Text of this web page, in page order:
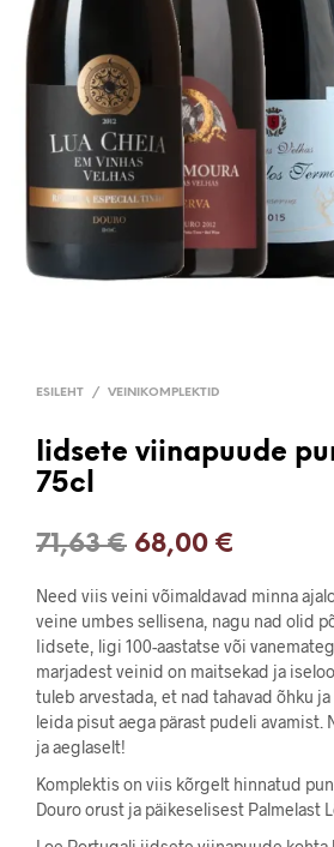
ESILEHT / VEINIKOMPLEKTID
Iidsete viinapuude
75cl
71,63€ Algne
hind
oli:
71,63 €.
68,00 €
price
is:
68,00
Need viis veini võimaldavad minna
veine umbes sellisena, nagu nad olid
Iidsete, ligi 100-aastatse või
marjadest veinid on maitsekad ja
tuleb arvestada, et nad tahavad õhku
leida pisut aega pärast pudeli avamist.
ja aeglaselt!
Komplektis on viis kõrgelt hinnatud
Douro orust ja päikeselisest Palmelast